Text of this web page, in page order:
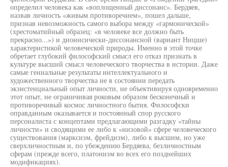
определил человека как «воплощенный диссонанс». Бердяев,
назвав личность «живым противоречием», пошел дальше,
признав невозможность самого выбора между «гармонической»
(хрестоматийный образец: «в человеке все должно быть
прекрасно...») и дионисически-диссонансной (вариант Ницше)
характеристикой человеческой природы. Именно в этой точке
обретает глубокий философский смысл его отказ признать в
культуре высший смысл человеческого творчества в истории. Даже
самые гениальные результаты интеллектуального и
художественного творчества не в состоянии передать
экзистенциальный опыт личности, не объективируя одновременно
этот опыт, не ограничивая роковым образом бесконечный и
противоречивый космос личностного бытия. Философски
оправданным оказывается и постоянный спор русского
персоналиста с концептами предлагающими разгадку «тайны
личности» и сводящими ее либо к «низовой» сфере человеческого
существования (марксизм, фрейдизм), либо к высшим, но уже
сверхличностным и, по убеждению Бердяева, безличностным
сферам (прежде всего, платонизм во всех его позднейших
модификациях).